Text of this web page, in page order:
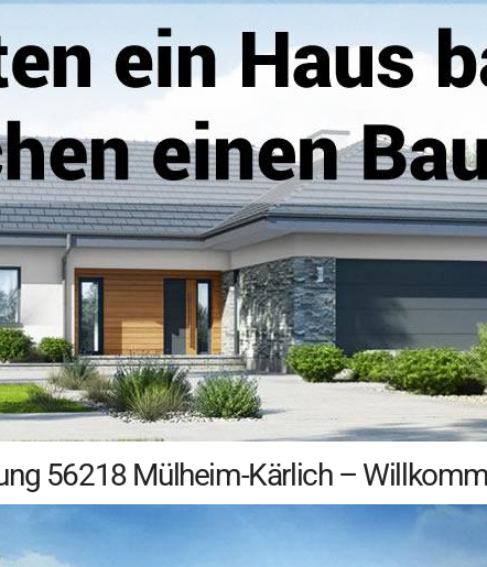
56218 Mülheim-Kärlich –